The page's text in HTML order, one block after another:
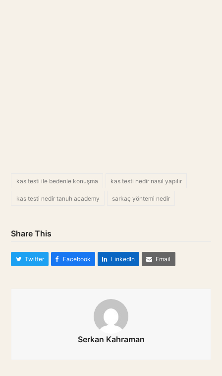
kas testi ile bedenle konuşma kas testi nedir nasıl yapılır
kas testi nedir tanuh academy sarkaç yöntemi nedir
Share This
Twitter Facebook LinkedIn Email
Serkan Kahraman